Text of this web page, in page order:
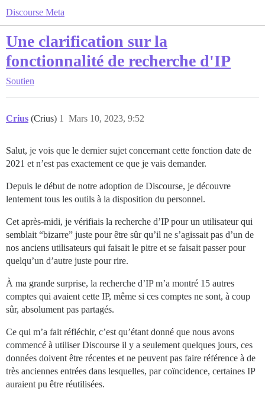
Discourse Meta
Une clarification sur la
fonctionnalité de recherche d'IP
Soutien
Crius (Crius) Mars 10, 2023, 9:52
1
Salut, je vois que le dernier sujet concernant cette fonction date de
2021 et n’est pas exactement ce que je vais demander.
Depuis le début de notre adoption de Discourse, je découvre
lentement tous les outils à la disposition du personnel.
Cet après-midi, je vérifiais la recherche d’IP pour un utilisateur qui
semblait “bizarre” juste pour être sûr qu’il ne s’agissait pas d’un de
nos anciens utilisateurs qui faisait le pitre et se faisait passer pour
quelqu’un d’autre juste pour rire.
À ma grande surprise, la recherche d’IP m’a montré 15 autres
comptes qui avaient cette IP, même si ces comptes ne sont, à coup
sûr, absolument pas partagés.
Ce qui m’a fait réfléchir, c’est qu’étant donné que nous avons
commencé à utiliser Discourse il y a seulement quelques jours, ces
données doivent être récentes et ne peuvent pas faire référence à de
très anciennes entrées dans lesquelles, par coïncidence, certaines IP
auraient pu être réutilisées.